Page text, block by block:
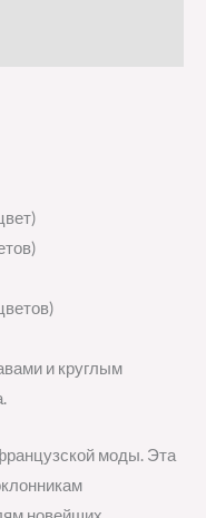
и круглым
моды. Эта